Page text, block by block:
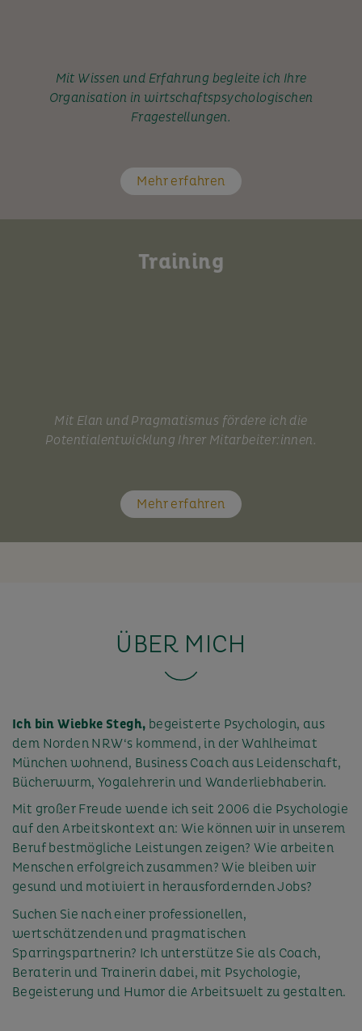
Mit Wissen und Erfahrung begleite ich Ihre
Organisation in wirtschaftspsychologischen
Fragestellungen.
Mehr erfahren
Training
Mit Elan und Pragmatismus fördere ich die
Potentialentwicklung Ihrer Mitarbeiter:innen.
Mehr erfahren
ÜBER MICH
Ich bin Wiebke Stegh, begeisterte Psychologin, aus
dem Norden NRW‘s kommend, in der Wahlheimat
München wohnend, Business Coach aus Leidenschaft,
Bücherwurm, Yogalehrerin und Wanderliebhaberin.
Mit großer Freude wende ich seit 2006 die Psychologie
auf den Arbeitskontext an: Wie können wir in unserem
Beruf bestmögliche Leistungen zeigen? Wie arbeiten
Menschen erfolgreich zusammen? Wie bleiben wir
gesund und motiviert in herausfordernden Jobs?
Suchen Sie nach einer professionellen,
wertschätzenden und pragmatischen
Sparringspartnerin? Ich unterstütze Sie als Coach,
Beraterin und Trainerin dabei, mit Psychologie,
Begeisterung und Humor die Arbeitswelt zu gestalten.